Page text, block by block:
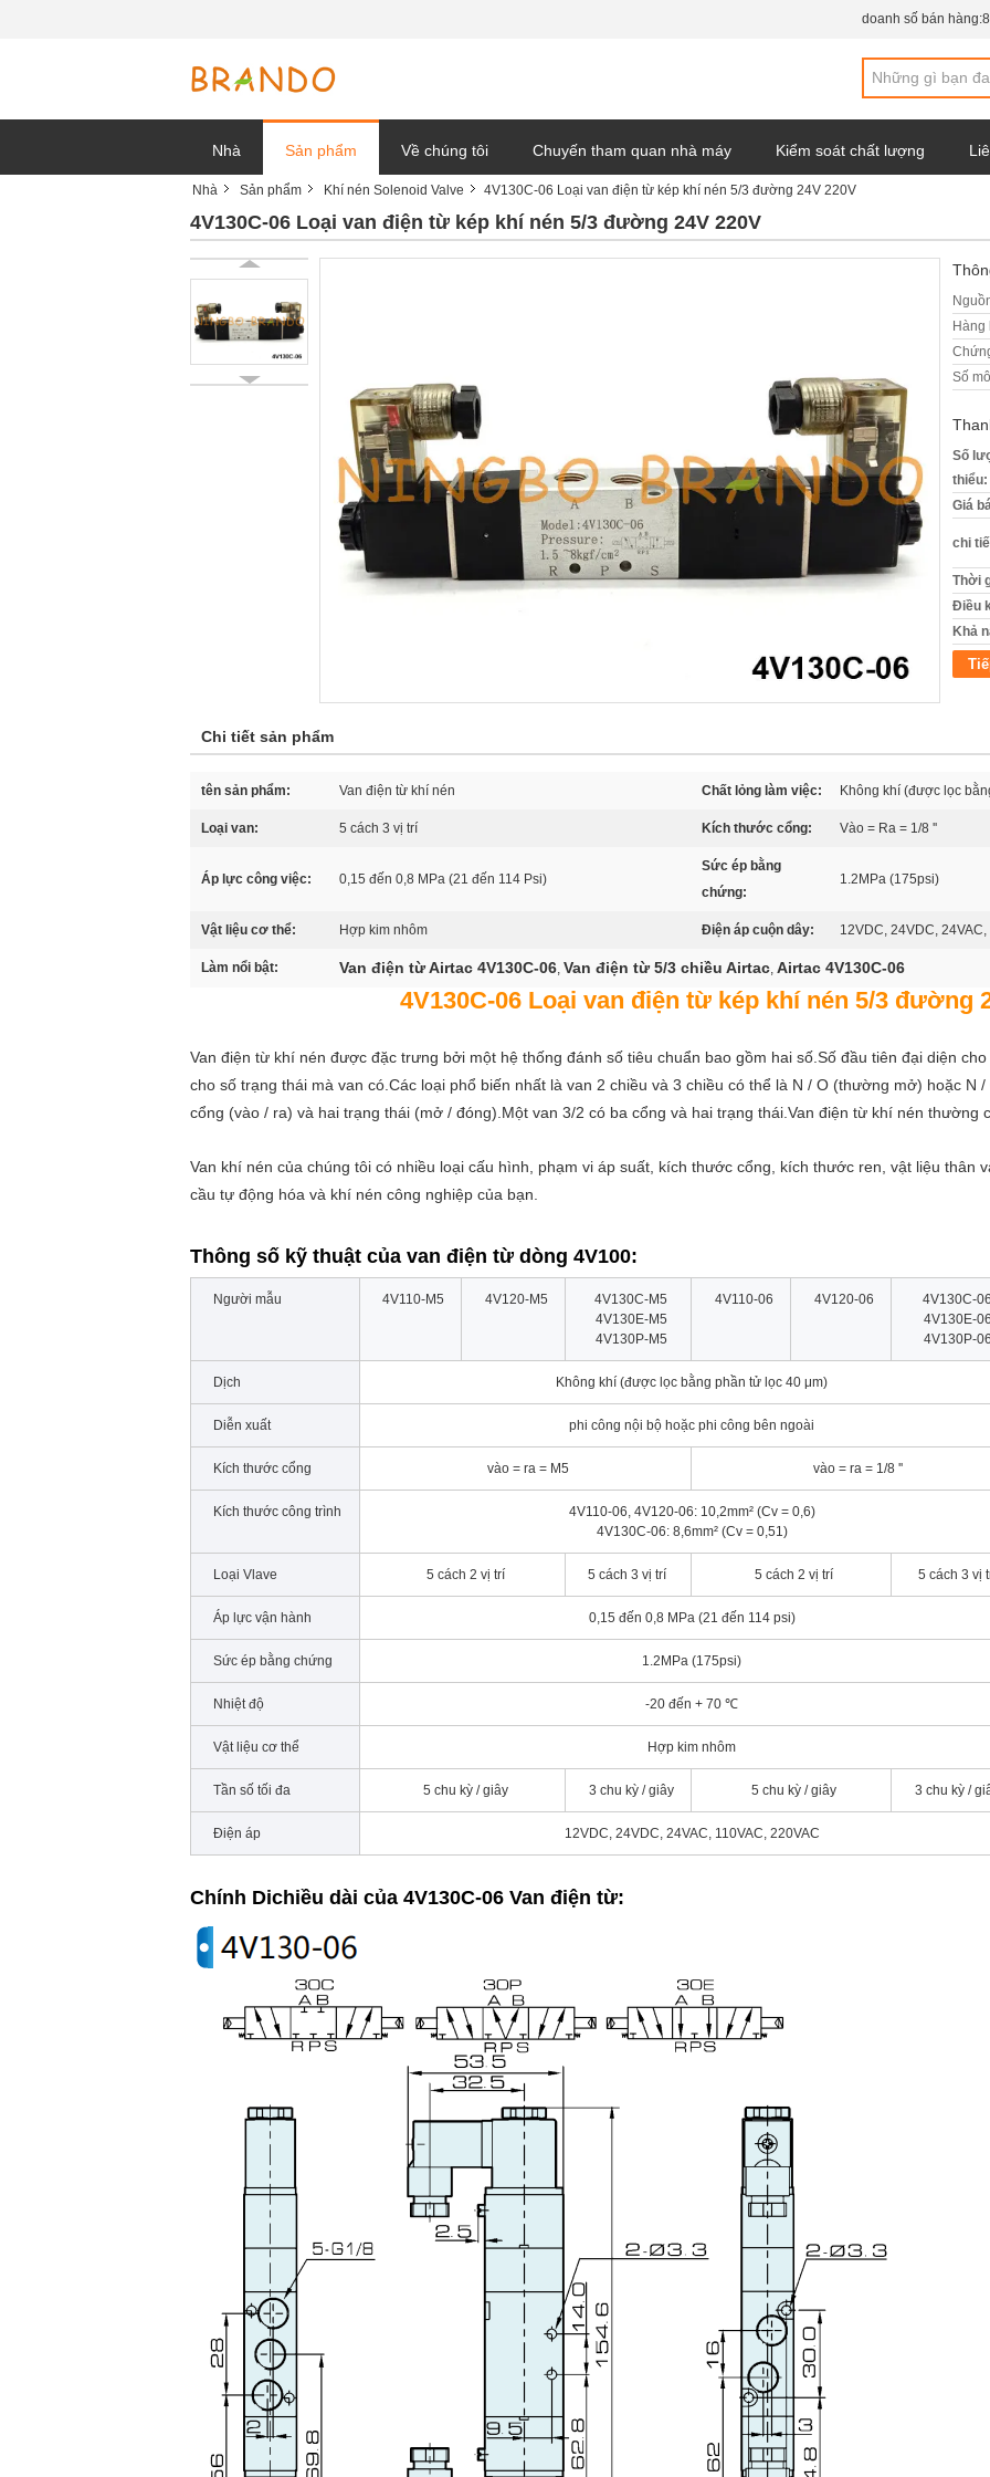
doanh số bán hàng:
Nhà Sản phẩm Về chúng tôi Chuyến tham quan nhà máy Kiểm soát chất lượng
tin tức công ty
Nhà Sản phẩm Khí nén Solenoid Valve 4V130C-06 Loại van điện từ kép khí nén 5/3 đường 24V 220V
4V130C-06 Loại van điện từ kép khí nén 5/3 đường 24V 220V
Hàng
Số
Số
thiểu:
Giá
chi
Thời
Điều
Khả
Chi tiết sản phẩm
tên sản phẩm: Van điện từ khí nén Chất lỏng làm việc: Không khí (được lọc
Loại van: 5 cách 3 vị trí Kích thước cổng: Vào = Ra = 1/8 ''
Áp lực công việc: 0,15 đến 0,8 MPa (21 đến 114 Psi)
Sức ép bằng
chứng:
1.2MPa (175psi)
Vật liệu cơ thể: Hợp kim nhôm Điện áp cuộn dây: 12VDC, 24VDC, 24VAC,
Làm nổi bật: Van điện từ Airtac 4V130C-06, Van điện từ 5/3 chiều Airtac, Airtac 4V130C-06
4V130C-06 Loại van điện từ kép khí nén 5/3 đường
Van điện từ khí nén được đặc trưng bởi một hệ thống đánh số tiêu chuẩn bao gồm hai số.Số đầu tiên đại diện
cho số trạng thái mà van có.Các loại phổ biến nhất là van 2 chiều và 3 chiều có thể là N / O (thường mở) hoặc N
cổng (vào / ra) và hai trạng thái (mở / đóng).Một van 3/2 có ba cổng và hai trạng thái.Van điện từ khí nén thường
Van khí nén của chúng tôi có nhiều loại cấu hình, phạm vi áp suất, kích thước cổng, kích thước ren, vật liệu thân
cầu tự động hóa và khí nén công nghiệp của bạn.
Thông số kỹ thuật của van điện từ dòng 4V100:
Người mẫu 4V110-M5 4V120-M5
4V130C-M5
4V130E-M5
4V130P-M5
4V110-06 4V120-06
4V130C-06
4V130E-06
4V130P-06
Dịch Không khí (được lọc bằng phần tử lọc 40 μm)
Diễn xuất phi công nội bộ hoặc phi công bên ngoài
Kích thước cổng vào = ra = M5 vào = ra = 1/8 ''
Kích thước công trình
4V110-06, 4V120-06: 10,2mm² (Cv = 0,6)
4V130C-06: 8,6mm² (Cv = 0,51)
Loại Vlave 5 cách 2 vị trí 5 cách 3 vị trí 5 cách 2 vị trí 5 cách 3 vị
Áp lực vận hành 0,15 đến 0,8 MPa (21 đến 114 psi)
Sức ép bằng chứng 1.2MPa (175psi)
Nhiệt độ -20 đến + 70 ℃
Vật liệu cơ thể Hợp kim nhôm
Tần số tối đa 5 chu kỳ / giây 3 chu kỳ / giây 5 chu kỳ / giây 3 chu kỳ /
Điện áp 12VDC, 24VDC, 24VAC, 110VAC, 220VAC
Chính Dichiều dài của 4V130C-06 Van điện từ: